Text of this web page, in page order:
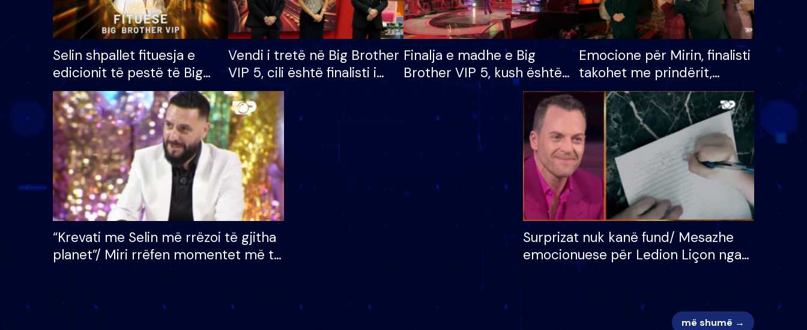
Selin shpallet fituesja e
edicionit të pestë të Big
Brother VIP, rrëmben
çmimin e madh prej 100
mijë eurosh
Vendi i tretë në Big Brother
VIP 5, cili është finalisti i
radhës që lë shtëpinë
Finalja e madhe e Big
Brother VIP 5, kush është
banori i parë që lë shtëpinë
dhe humb mundësinë për
të fituar çmimin e madh
Emocione për Mirin, finalisti
takohet me prindërit,
vajzën dhe bashkëshorten:
S’kemi ndonjë letër divorci
apo jo?
“Krevati me Selin më rrëzoi të gjitha
planet”/ Miri rrëfen momentet më të
bukura në shtëpinë e BB VIP: Do më
Surprizat nuk kanë fund/ Mesazhe
emocionuese për Ledion Liçon nga
nëna dhe fëmijët e tij, moderatori
më shumë →